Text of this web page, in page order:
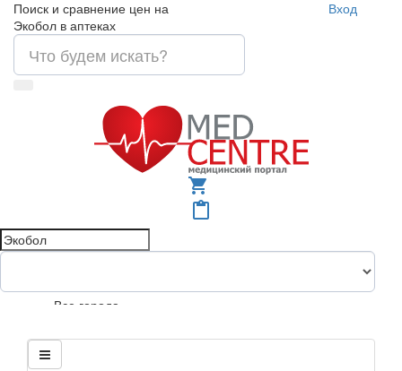
Поиск и сравнение цен на
Экобол в аптеках
Вход
shopping_cart
content_paste
Все города